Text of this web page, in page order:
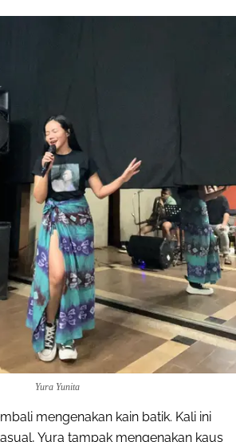
Yura Yunita
mengenakan kain batik. Kali ini
Yura tampak mengenakan kaus